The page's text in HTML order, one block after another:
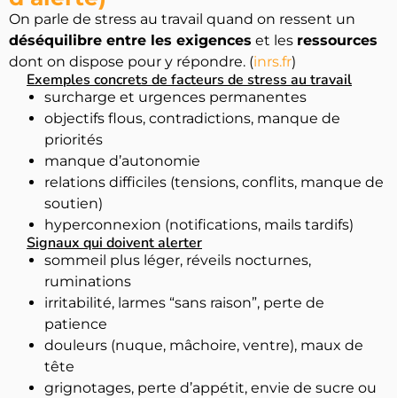
On parle de stress au travail quand on ressent un
déséquilibre entre les exigences et les ressources
dont on dispose pour y répondre. (inrs.fr)
Exemples concrets de facteurs de stress au travail
surcharge et urgences permanentes
objectifs flous, contradictions, manque de
priorités
manque d’autonomie
relations difficiles (tensions, conflits, manque de
soutien)
hyperconnexion (notifications, mails tardifs)
Signaux qui doivent alerter
sommeil plus léger, réveils nocturnes,
ruminations
irritabilité, larmes “sans raison”, perte de
patience
douleurs (nuque, mâchoire, ventre), maux de
tête
grignotages, perte d’appétit, envie de sucre ou